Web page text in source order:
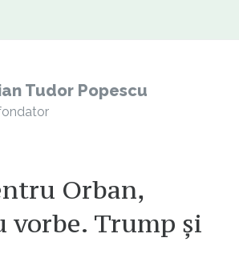
Tudor Popescu
Orban,
vorbe. Trump și